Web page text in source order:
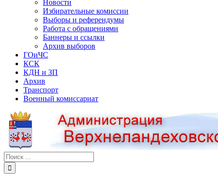
Новости
Избирательные комиссии
Выборы и референдумы
Работа с обращениями
Баннеры и ссылки
Архив выборов
ГОиЧС
КСК
КДН и ЗП
Архив
Транспорт
Военный комиссариат
Результат
поиска: